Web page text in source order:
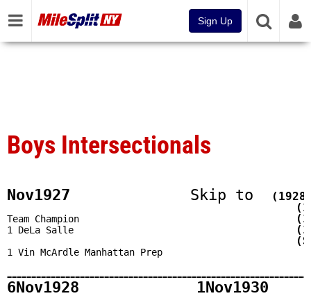
Sign Up
Boys Intersectionals
Nov1927 Skip to
Team Champion
1 DeLa Salle
1 Vin McArdle Manhattan Prep